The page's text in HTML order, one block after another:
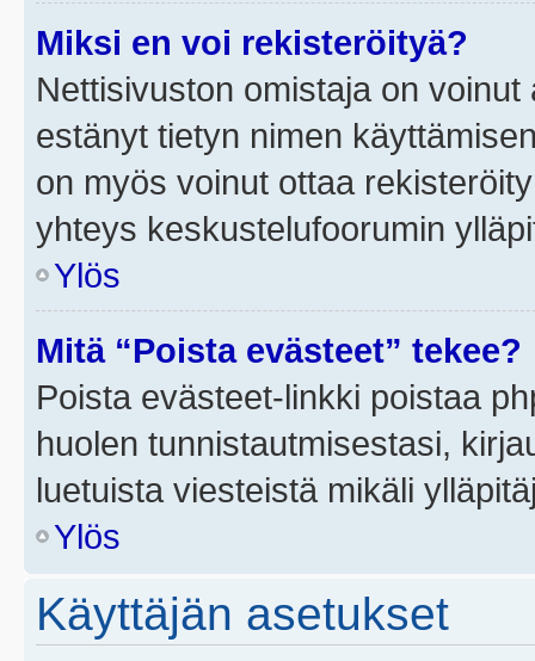
Miksi en voi rekisteröityä?
Nettisivuston omistaja on
estänyt tietyn nimen
on myös voinut ottaa
yhteys keskustelufoorumin
Ylös
Mitä “Poista evästeet” tekee?
Poista evästeet-linkki poistaa
huolen tunnistautmisestasi,
luetuista viesteistä mikäli
Ylös
Käyttäjän asetukset